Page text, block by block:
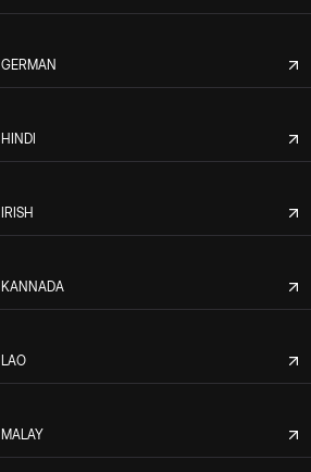
GERMAN
HINDI
IRISH
KANNADA
LAO
MALAY